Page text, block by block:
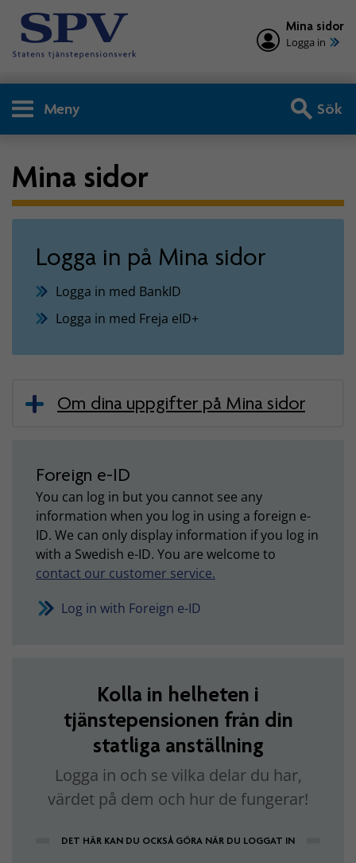
Mina sidor
Logga in
Meny Sök
Mina sidor
Logga in på Mina sidor
Logga in med BankID
Logga in med Freja eID+
Om dina uppgifter på Mina sidor
Foreign e-ID
You can log in but you cannot see any
information when you log in using a foreign e-
ID. We can only display information if you log in
with a Swedish e-ID. You are welcome to
contact our customer service.
Log in with Foreign e-ID
Kolla in helheten i
tjänstepensionen från din
statliga anställning
Logga in och se vilka delar du har,
värdet på dem och hur de fungerar!
DET HÄR KAN DU OCKSÅ GÖRA NÄR DU LOGGAT IN